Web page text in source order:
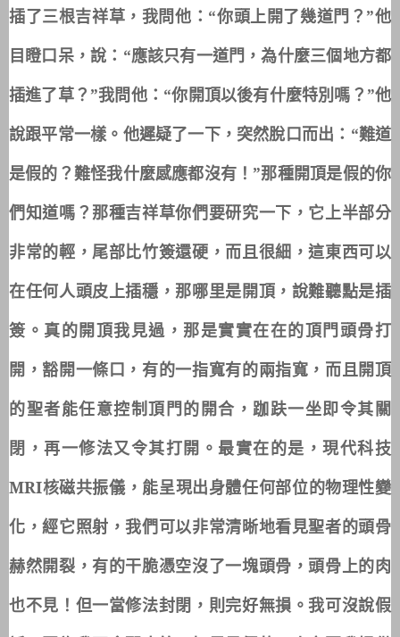
插了三根吉祥草，我問他：“你頭上開了幾道門？”他
目瞪口呆，說：“應該只有一道門，為什麼三個地方都
插進了草？”我問他：“你開頂以後有什麼特別嗎？”他
說跟平常一樣。他遲疑了一下，突然脫口而出：“難道
是假的？難怪我什麼感應都沒有！”那種開頂是假的你
們知道嗎？那種吉祥草你們要研究一下，它上半部分
非常的輕，尾部比竹簽還硬，而且很細，這東西可以
在任何人頭皮上插穩，那哪里是開頂，說難聽點是插
簽。真的開頂我見過，那是實實在在的頂門頭骨打
開，豁開一條口，有的一指寬有的兩指寬，而且開頂
的聖者能任意控制頂門的開合，跏趺一坐即令其關
閉，再一修法又令其打開。最實在的是，現代科技
MRI核磁共振儀，能呈現出身體任何部位的物理性變
化，經它照射，我們可以非常清晰地看見聖者的頭骨
赫然開裂，有的干脆憑空沒了一塊頭骨，頭骨上的肉
也不見！但一當修法封閉，則完好無損。我可沒說假